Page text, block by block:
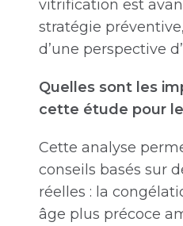
vitrification est
stratégie
d’une perspective
Quelles sont les
cette étude pour
Cette analyse
conseils basés sur
réelles : la
âge plus précoce